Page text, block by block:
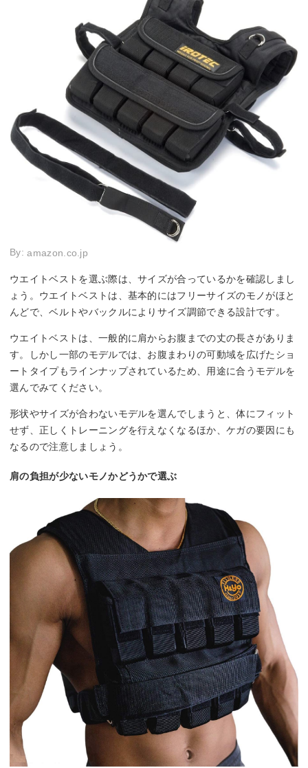
By:amazon.co.jp
ウエイトベストを選ぶ際は、サイズが合っているかを確認しまし
ょう。ウエイトベストは、基本的にはフリーサイズのモノがほと
んどで、ベルトやバックルによりサイズ調節できる設計です。
ウエイトベストは、一般的に肩からお腹までの丈の長さがありま
す。しかし一部のモデルでは、お腹まわりの可動域を広げたショ
ートタイプもラインナップされているため、用途に合うモデルを
選んでみてください。
形状やサイズが合わないモデルを選んでしまうと、体にフィット
せず、正しくトレーニングを行えなくなるほか、ケガの要因にも
なるので注意しましょう。
肩の負担が少ないモノかどうかで選ぶ